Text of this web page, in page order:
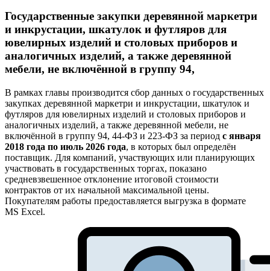
Государственные закупки деревянной маркетри
и инкрустации, шкатулок и футляров для
ювелирных изделий и столовых приборов и
аналогичных изделий, а также деревянной
мебели, не включённой в группу 94,
В рамках главы производится сбор данных о государственных
закупках деревянной маркетри и инкрустации, шкатулок и
футляров для ювелирных изделий и столовых приборов и
аналогичных изделий, а также деревянной мебели, не
включённой в группу 94, 44-ФЗ и 223-ФЗ за период с января
2018 года по июль 2026 года, в которых был определён
поставщик. Для компаний, участвующих или планирующих
участвовать в государственных торгах, показано
средневзвешенное отклонение итоговой стоимости
контрактов от их начальной максимальной цены.
Покупателям работы предоставляется выгрузка в формате
MS Excel.